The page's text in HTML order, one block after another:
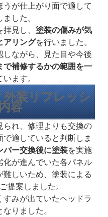
が仕上がり面で適して
した。
見し、 塗装の傷みが気
アリングを行いました。
ながら、見た目や今後
で補修するかの範囲を一
います。
装リフレッシ
容
れ、修理よりも交換の
適していると判断しま
パー交換後に塗装を実施
化が進んでいた各パネル
しいため、塗装による
提案しました。
みが出ていたヘッドラ
りました。